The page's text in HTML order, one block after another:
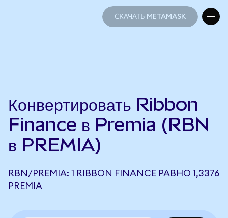
СКАЧАТЬ METAMASK
Конвертировать Ribbon
Finance в Premia (RBN
в PREMIA)
RBN/PREMIA: 1 RIBBON FINANCE РАВНО 1,3376
PREMIA